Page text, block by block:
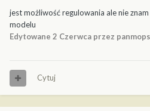
jest możliwość regulowania ale nie
modelu
Edytowane 2 Czerwca przez
Cytuj